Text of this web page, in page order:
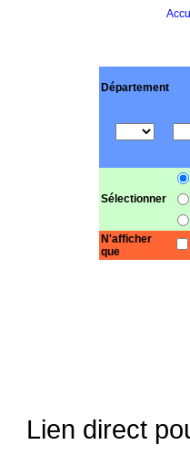
Département
Sélectionner
N'afficher
que
Lien direct